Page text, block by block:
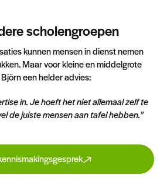
scholengroepen
kunnen mensen in dienst nemen
Maar voor kleine en middelgrote
een helder advies:
in. Je hoeft het niet allemaal zelf te
de juiste mensen aan tafel hebben."